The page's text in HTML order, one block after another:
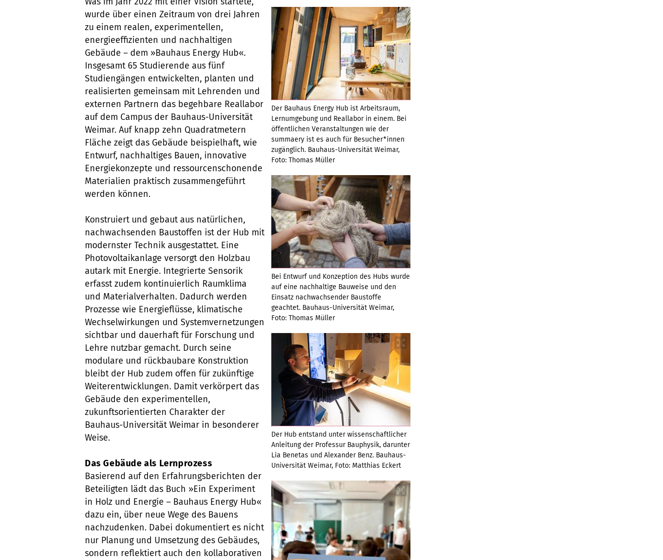
Der Bauhaus Energy Hub ist Arbeitsraum,
Lernumgebung und Reallabor in einem. Bei
öffentlichen Veranstaltungen wie der
summaery ist es auch für Besucher*innen
zugänglich. Bauhaus-Universität Weimar,
Foto: Thomas Müller
Bei Entwurf und Konzeption des Hubs wurde
auf eine nachhaltige Bauweise und den
Einsatz nachwachsender Baustoffe
geachtet. Bauhaus-Universität Weimar,
Foto: Thomas Müller
Der Hub entstand unter wissenschaftlicher
Anleitung der Professur Bauphysik, darunter
Lia Benetas und Alexander Benz. Bauhaus-
Universität Weimar, Foto: Matthias Eckert
wurde über einen Zeitraum von drei Jahren
zu einem realen, experimentellen,
energieeffizienten und nachhaltigen
Gebäude – dem »Bauhaus Energy Hub«.
Insgesamt 65 Studierende aus fünf
Studiengängen entwickelten, planten und
realisierten gemeinsam mit Lehrenden und
externen Partnern das begehbare Reallabor
auf dem Campus der Bauhaus-Universität
Weimar. Auf knapp zehn Quadratmetern
Fläche zeigt das Gebäude beispielhaft, wie
Entwurf, nachhaltiges Bauen, innovative
Energiekonzepte und ressourcenschonende
Materialien praktisch zusammengeführt
werden können.
Konstruiert und gebaut aus natürlichen,
nachwachsenden Baustoffen ist der Hub mit
modernster Technik ausgestattet. Eine
Photovoltaikanlage versorgt den Holzbau
autark mit Energie. Integrierte Sensorik
erfasst zudem kontinuierlich Raumklima
und Materialverhalten. Dadurch werden
Prozesse wie Energieflüsse, klimatische
Wechselwirkungen und Systemvernetzungen
sichtbar und dauerhaft für Forschung und
Lehre nutzbar gemacht. Durch seine
modulare und rückbaubare Konstruktion
bleibt der Hub zudem offen für zukünftige
Weiterentwicklungen. Damit verkörpert das
Gebäude den experimentellen,
zukunftsorientierten Charakter der
Bauhaus-Universität Weimar in besonderer
Weise.
Das Gebäude als Lernprozess
Basierend auf den Erfahrungsberichten der
Beteiligten lädt das Buch »Ein Experiment
in Holz und Energie – Bauhaus Energy Hub«
dazu ein, über neue Wege des Bauens
nachzudenken. Dabei dokumentiert es nicht
nur Planung und Umsetzung des Gebäudes,
sondern reflektiert auch den kollaborativen